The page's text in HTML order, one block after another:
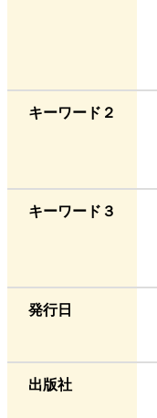
キーワード２
キーワード３
発行日
出版社